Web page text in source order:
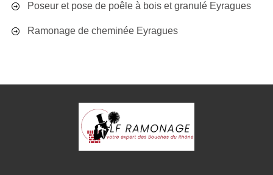
Poseur et pose de poêle à bois et granulé Eyragues
Ramonage de cheminée Eyragues